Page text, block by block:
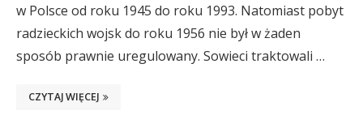
w Polsce od roku 1945 do roku 1993. Natomiast pobyt
radzieckich wojsk do roku 1956 nie był w żaden
sposób prawnie uregulowany. Sowieci traktowali …
CZYTAJ WIĘCEJ